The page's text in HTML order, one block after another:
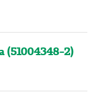
(51004348-2)